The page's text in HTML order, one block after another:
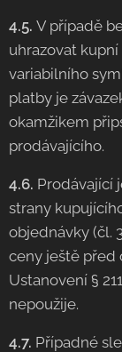
4.5. V případě
uhrazovat
variabilního
platby je
okamžikem
prodávajícího.
4.6. Prodávající
strany
objednávky (čl.
ceny ještě před
Ustanovení §
nepoužije.
4.7. Případné